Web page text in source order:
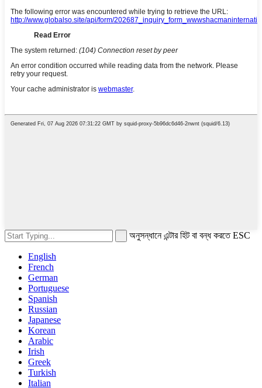
অনুসন্ধানে এন্টার হিট বা বন্ধ করতে ESC
English
French
German
Portuguese
Spanish
Russian
Japanese
Korean
Arabic
Irish
Greek
Turkish
Italian